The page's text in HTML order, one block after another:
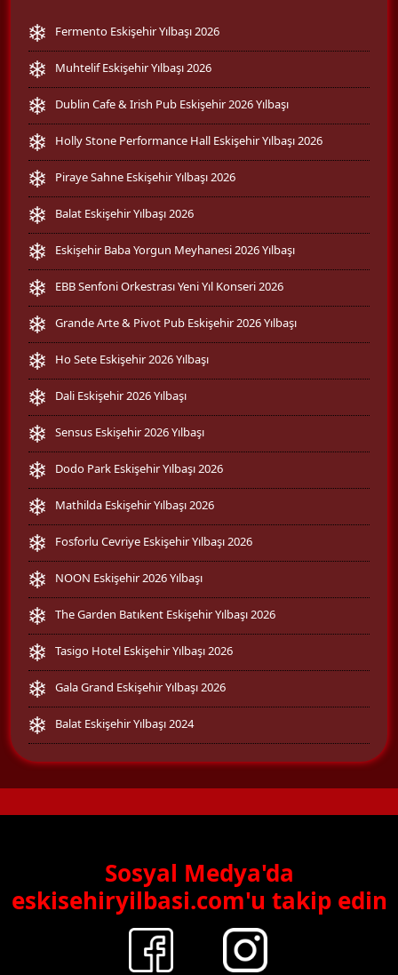
Fermento Eskişehir Yılbaşı 2026
Muhtelif Eskişehir Yılbaşı 2026
Dublin Cafe & Irish Pub Eskişehir 2026 Yılbaşı
Holly Stone Performance Hall Eskişehir Yılbaşı 2026
Piraye Sahne Eskişehir Yılbaşı 2026
Balat Eskişehir Yılbaşı 2026
Eskişehir Baba Yorgun Meyhanesi 2026 Yılbaşı
EBB Senfoni Orkestrası Yeni Yıl Konseri 2026
Grande Arte & Pivot Pub Eskişehir 2026 Yılbaşı
Ho Sete Eskişehir 2026 Yılbaşı
Dali Eskişehir 2026 Yılbaşı
Sensus Eskişehir 2026 Yılbaşı
Dodo Park Eskişehir Yılbaşı 2026
Mathilda Eskişehir Yılbaşı 2026
Fosforlu Cevriye Eskişehir Yılbaşı 2026
NOON Eskişehir 2026 Yılbaşı
The Garden Batıkent Eskişehir Yılbaşı 2026
Tasigo Hotel Eskişehir Yılbaşı 2026
Gala Grand Eskişehir Yılbaşı 2026
Balat Eskişehir Yılbaşı 2024
Sosyal Medya'da
eskisehiryilbasi.com'u takip edin